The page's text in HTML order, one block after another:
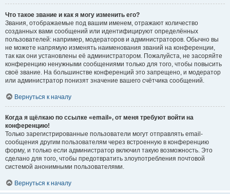
Что такое звание и как я могу изменить его?
Звания, отображаемые под вашим именем, отражают количество
созданных вами сообщений или идентифицируют определённых
пользователей: например, модераторов и администраторов. Обычно вы
не можете напрямую изменять наименования званий на конференции,
так как они установлены её администратором. Пожалуйста, не засоряйте
конференцию ненужными сообщениями только для того, чтобы повысить
своё звание. На большинстве конференций это запрещено, и модератор
или администратор понизят значение вашего счётчика сообщений.
Вернуться к началу
Когда я щёлкаю по ссылке «email», от меня требуют войти на
конференцию!
Только зарегистрированные пользователи могут отправлять email-
сообщения другим пользователям через встроенную в конференцию
форму, и только если администратор включил такую возможность. Это
сделано для того, чтобы предотвратить злоупотребления почтовой
системой анонимными пользователями.
Вернуться к началу